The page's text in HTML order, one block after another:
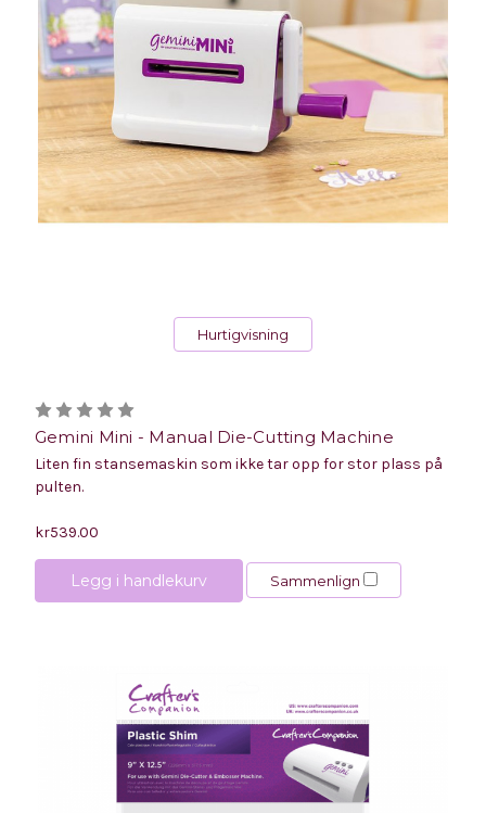
Hurtigvisning
Gemini Mini - Manual Die-Cutting Machine
Liten fin stansemaskin som ikke tar opp for stor plass på
pulten.
kr539.00
Legg i handlekurv Sammenlign